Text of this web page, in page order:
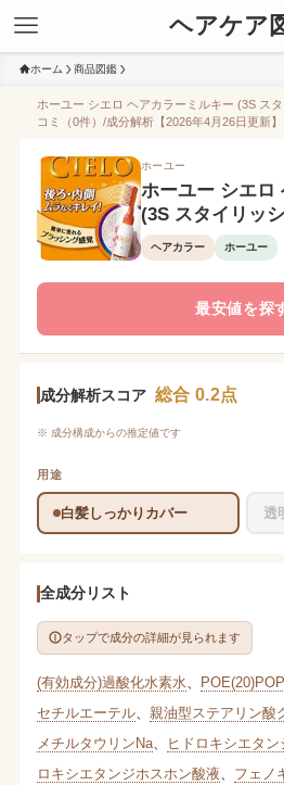
ヘアケア
ホーム 商品図鑑
ホーユー シエロ ヘアカラーミルキー (3S ス
コミ（0件）/成分解析【2026年4月26日更新】
ホーユー
ホーユー シエロ
(3S スタイリッ
ヘアカラー ホーユー
最安値を探
成分解析スコア 総合 0.2点
※ 成分構成からの推定値です
用途
白髪しっかりカバー 透
全成分リスト
タップで成分の詳細が見られます
(有効成分)過酸化水素水
セチルエーテル、 親油型ステアリン酸
メチルタウリンNa、 ヒドロキシエタ
ロキシエタンジホスホン酸液
フェノ